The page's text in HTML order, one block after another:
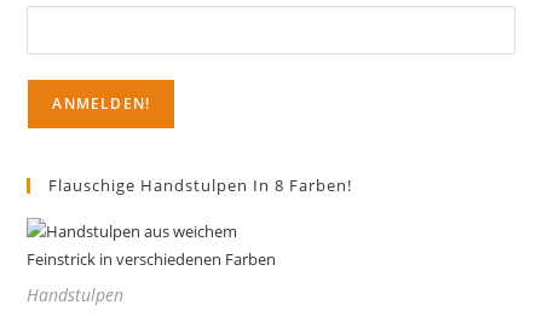
Flauschige Handstulpen In 8 Farben!
Handstulpen